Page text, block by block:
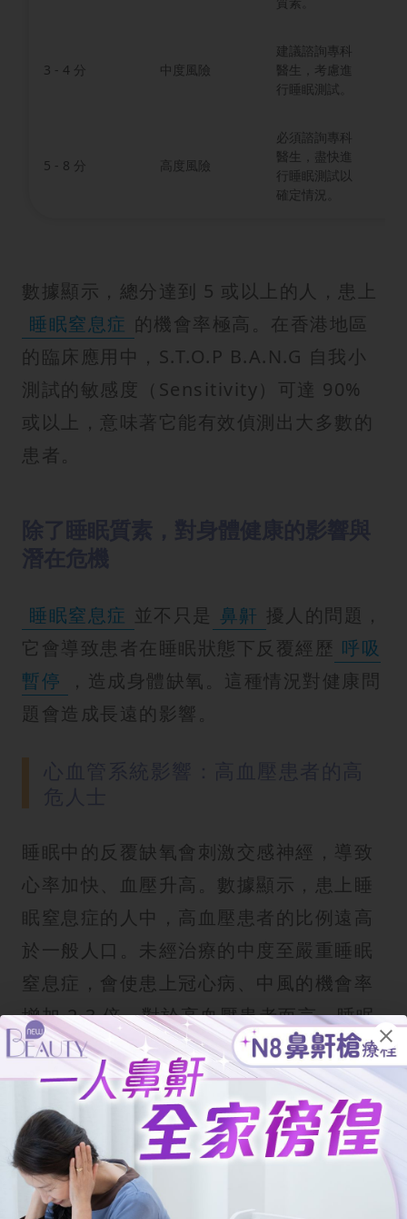
3 - 4 分 中度風險
建議諮詢專科
醫生，考慮進
行睡眠測試。
5 - 8 分 高度風險
必須諮詢專科
醫生，盡快進
行睡眠測試以
確定情況。
數據顯示，總分達到 5 或以上的人，患上
睡眠窒息症 的機會率極高。在香港地區
的臨床應用中，S.T.O.P B.A.N.G 自我小
測試的敏感度（Sensitivity）可達 90%
或以上，意味著它能有效偵測出大多數的
患者。
睡眠窒息症 並不只是 鼻鼾 擾人的問題，
它會導致患者在睡眠狀態下反覆經歷 呼吸
暫停
，造成身體缺氧。這種情況對健康問
題會造成長遠的影響。
睡眠中的反覆缺氧會刺激交感神經，導致
心率加快、血壓升高。數據顯示，患上睡
眠窒息症的人中，高血壓患者的比例遠高
於一般人口。未經治療的中度至嚴重睡眠
窒息症，會使患上冠心病、中風的機會率
增加 2-3 倍。對於高血壓患者而言，睡眠
窒息症是一個必須解決的問題。
神經系統與精神狀態：記憶力、工
作與壓力
睡眠質素差會嚴重影響日間精神狀態。患